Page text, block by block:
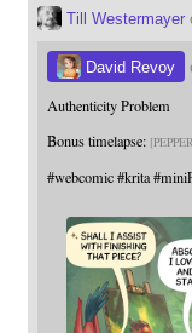
Till Westermayer
David Revoy
Authenticity Problem
Bonus timelapse:
#webcomic #krita #